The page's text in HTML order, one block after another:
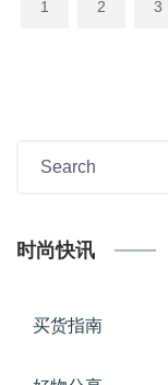
1 2 3
时尚快讯
买货指南